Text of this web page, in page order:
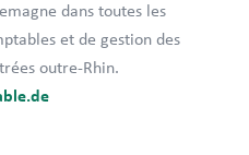
dans toutes les
et de gestion des
outre-Rhin.